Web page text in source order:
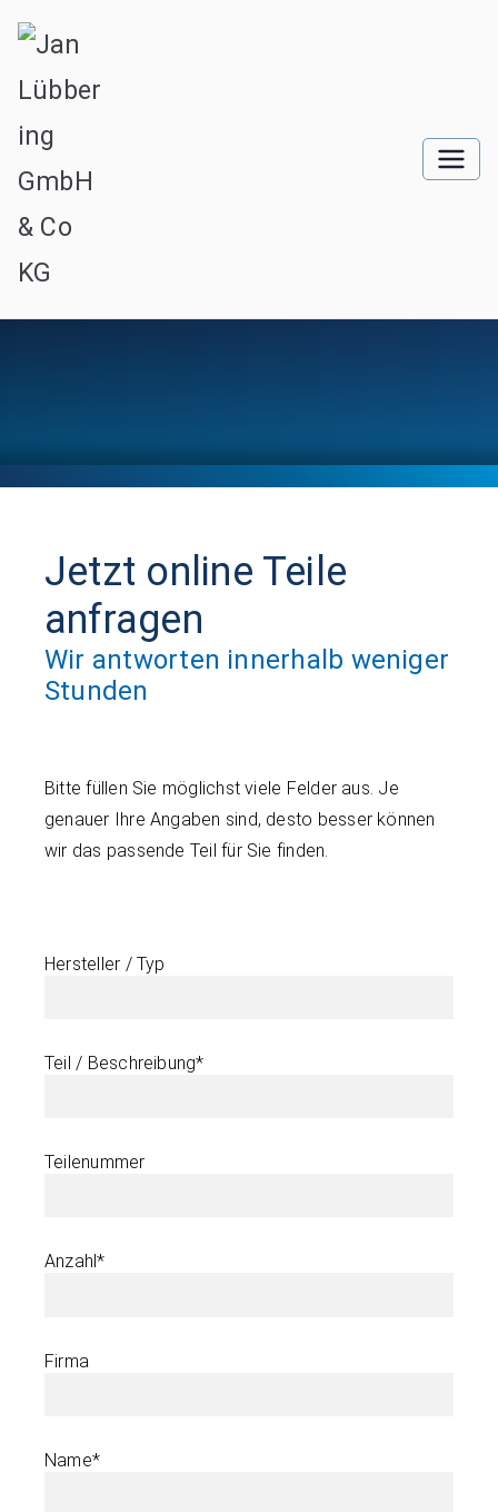
Jetzt online Teile
anfragen
Wir antworten innerhalb weniger
Stunden
Bitte füllen Sie möglichst viele Felder aus. Je
genauer Ihre Angaben sind, desto besser können
wir das passende Teil für Sie finden.
Hersteller / Typ
Teil / Beschreibung*
Teilenummer
Anzahl*
Firma
Name*